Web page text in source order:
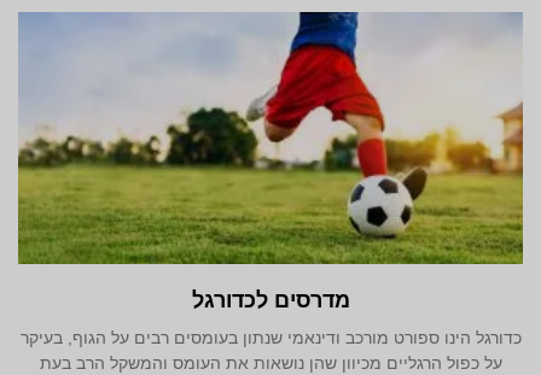
מדרסים לכדורגל
כדורגל הינו ספורט מורכב ודינאמי שנתון בעומסים רבים על הגוף, בעיקר
על כפול הרגליים מכיוון שהן נושאות את העומס והמשקל הרב בעת